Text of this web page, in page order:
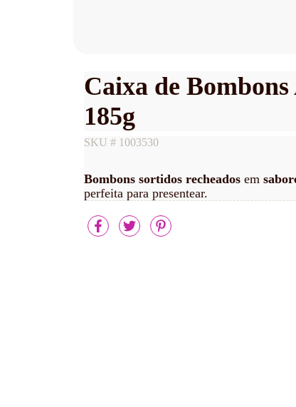
Caixa de
185g
SKU # 1003530
Bombons sortidos recheados em
perfeita para presentear.